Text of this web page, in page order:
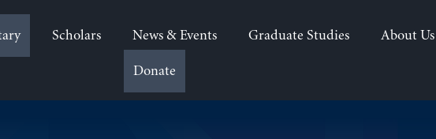
Scholars News & Events Graduate Studies About Us
Donate